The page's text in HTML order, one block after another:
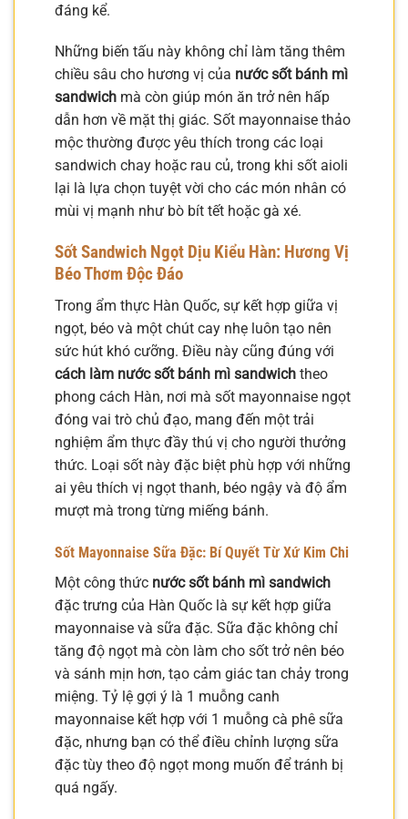
đáng kể.
Những biến tấu này không chỉ làm tăng thêm
chiều sâu cho hương vị của nước sốt bánh mì
sandwich mà còn giúp món ăn trở nên hấp
dẫn hơn về mặt thị giác. Sốt mayonnaise thảo
mộc thường được yêu thích trong các loại
sandwich chay hoặc rau củ, trong khi sốt aioli
lại là lựa chọn tuyệt vời cho các món nhân có
mùi vị mạnh như bò bít tết hoặc gà xé.
Sốt Sandwich Ngọt Dịu Kiểu Hàn: Hương Vị
Béo Thơm Độc Đáo
Trong ẩm thực Hàn Quốc, sự kết hợp giữa vị
ngọt, béo và một chút cay nhẹ luôn tạo nên
sức hút khó cưỡng. Điều này cũng đúng với
cách làm nước sốt bánh mì sandwich theo
phong cách Hàn, nơi mà sốt mayonnaise ngọt
đóng vai trò chủ đạo, mang đến một trải
nghiệm ẩm thực đầy thú vị cho người thưởng
thức. Loại sốt này đặc biệt phù hợp với những
ai yêu thích vị ngọt thanh, béo ngậy và độ ẩm
mượt mà trong từng miếng bánh.
Sốt Mayonnaise Sữa Đặc: Bí Quyết Từ Xứ Kim Chi
Một công thức nước sốt bánh mì sandwich
đặc trưng của Hàn Quốc là sự kết hợp giữa
mayonnaise và sữa đặc. Sữa đặc không chỉ
tăng độ ngọt mà còn làm cho sốt trở nên béo
và sánh mịn hơn, tạo cảm giác tan chảy trong
miệng. Tỷ lệ gợi ý là 1 muỗng canh
mayonnaise kết hợp với 1 muỗng cà phê sữa
đặc, nhưng bạn có thể điều chỉnh lượng sữa
đặc tùy theo độ ngọt mong muốn để tránh bị
quá ngấy.